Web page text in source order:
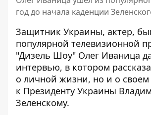
год до начала каденции
Защитник Украины, актер,
популярной телевизионной
"Дизель Шоу" Олег Иваница
интервью, в котором
о личной жизни, но и о
к Президенту Украины
Зеленскому.